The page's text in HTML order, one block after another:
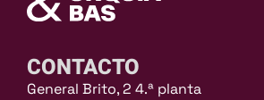
CONTACTO
General Brito, 2 4.ª planta